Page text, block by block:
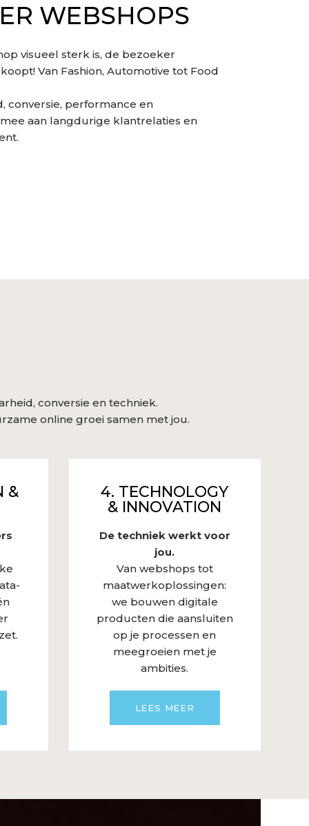
WEBSHOPS
visueel sterk is, de bezoeker
Van Fashion, Automotive tot Food
conversie, performance en
aan langdurige klantrelaties en
conversie en techniek.
online groei samen met jou.
&
4. TECHNOLOGY
& INNOVATION
De techniek werkt voor
jou.
Van webshops tot
maatwerkoplossingen:
we bouwen digitale
producten die aansluiten
op je processen en
meegroeien met je
ambities.
LEES MEER